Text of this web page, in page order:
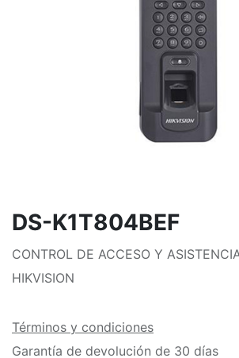
DS-K1T804BEF
CONTROL DE ACCESO Y
HIKVISION
Términos y condiciones
Garantía de devolución de 30 días